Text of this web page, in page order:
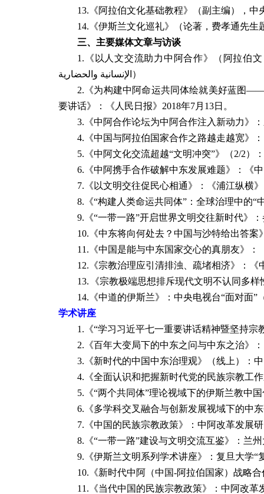
13. 《阿拉伯文化基础教程》（副主编），中
14. 《伊斯兰文化巡礼》（论著，费孝通先
三、主要媒体文章与访谈
1. 《以人文交流助力中阿合作》（阿拉伯
الإنسانية والحضارية ）
2. 《为构建中阿命运共同体绘就美好蓝图
要讲话》：《人民日报》 2018年7月 13日。
3. 《中阿合作论坛为中阿合作注入新动力》
4. 《中国与阿拉伯国家合作之路越走越宽》
5. 《中阿文化交流超越“文明冲突”》（2/2）
6. 《中阿携手合作破解中东发展难题》：《
7. 《以文明交往促民心相通》：《浦江纵横
8. 《“构建人类命运共同体”：全球治理中的“
9. 《“一带一路”开启世界文明交往新时代》
10. 《中东将向何处去？中国与沙特给出答案
11. 《中国是能与中东国家交心的真朋友》：
12. 《宗教治理应引清排浊、疏堵相济》：《
13.
《宗教极端思想排斥现代文明不认同多
14. 《中道的伊斯兰》：中央电视台“面对面”
学术讲座
1. 《“学习习近平七一重要讲话精神暨坚持
2.《百年大变局下的中东之问与中东之治》
3.《新时代的中国中东治理观》（线上）：
4.《全面认识和把握新时代党的民族宗教工
5.《“两个共同体”理论视域下的伊斯兰教中
6.《多学科交叉融合与创新发展视域下的中
7.《中国的民族宗教政策》：中阿改革发展
8.《“一带一路”建设与文明交流互鉴》：兰
9.《伊斯兰文明系列学术讲座》：复旦大学“
10. 《新时代中阿（中国-阿拉伯国家）战略
11. 《当代中国的民族宗教政策》：中阿改